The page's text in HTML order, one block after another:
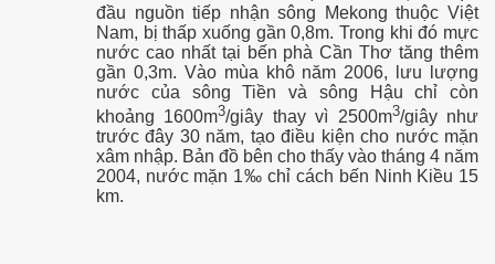
đầu nguồn tiếp nhận sông Mekong thuộc Việt
Nam, bị thấp xuống gần 0,8m. Trong khi đó mực
nước cao nhất tại bến phà Cần Thơ tăng thêm
gần 0,3m. Vào mùa khô năm 2006, lưu lượng
nước của sông Tiền và sông Hậu chỉ còn
khoảng 1600m3/giây thay vì 2500m3/giây như
trước đây 30 năm, tạo điều kiện cho nước mặn
xâm nhập. Bản đồ bên cho thấy vào tháng 4 năm
2004, nước mặn 1‰ chỉ cách bến Ninh Kiều 15
km.